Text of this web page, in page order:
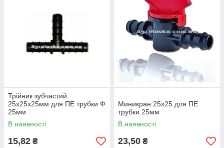
Трійник зубчастий
25х25х25мм для ПЕ трубки Ф
25мм
В наявності
15,82 ₴
Миникран 25х25 для ПЕ
трубки 25мм
В наявності
23,50 ₴